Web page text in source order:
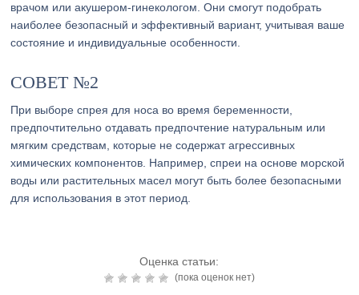
врачом или акушером-гинекологом. Они смогут подобрать
наиболее безопасный и эффективный вариант, учитывая ваше
состояние и индивидуальные особенности.
СОВЕТ №2
При выборе спрея для носа во время беременности,
предпочтительно отдавать предпочтение натуральным или
мягким средствам, которые не содержат агрессивных
химических компонентов. Например, спреи на основе морской
воды или растительных масел могут быть более безопасными
для использования в этот период.
Оценка статьи:
(пока оценок нет)